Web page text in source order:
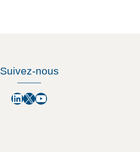
Suivez-nous
LinkedIn
X YouTube